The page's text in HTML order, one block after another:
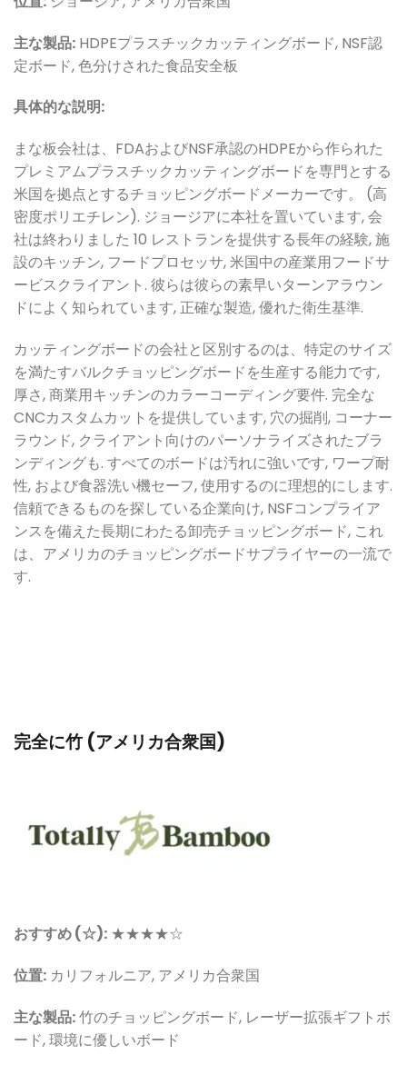
主な製品: HDPEプラスチックカッティングボード, NSF認
定ボード, 色分けされた食品安全板
具体的な説明:
まな板会社は、FDAおよびNSF承認のHDPEから作られた
プレミアムプラスチックカッティングボードを専門とする
米国を拠点とするチョッピングボードメーカーです。 (高
密度ポリエチレン). ジョージアに本社を置いています, 会
社は終わりました 10 レストランを提供する長年の経験, 施
設のキッチン, フードプロセッサ, 米国中の産業用フードサ
ービスクライアント. 彼らは彼らの素早いターンアラウン
ドによく知られています, 正確な製造, 優れた衛生基準.
カッティングボードの会社と区別するのは、特定のサイズ
を満たすバルクチョッピングボードを生産する能力です,
厚さ, 商業用キッチンのカラーコーディング要件. 完全な
CNCカスタムカットを提供しています, 穴の掘削, コーナー
ラウンド, クライアント向けのパーソナライズされたブラ
ンディングも. すべてのボードは汚れに強いです, ワープ耐
性, および食器洗い機セーフ, 使用するのに理想的にします.
信頼できるものを探している企業向け, NSFコンプライア
ンスを備えた長期にわたる卸売チョッピングボード, これ
は、アメリカのチョッピングボードサプライヤーの一流で
す.
完全に竹 (アメリカ合衆国)
おすすめ (☆): ★★★★☆
位置: カリフォルニア, アメリカ合衆国
主な製品:竹のチョッピングボード, レーザー拡張ギフトボ
ード, 環境に優しいボード